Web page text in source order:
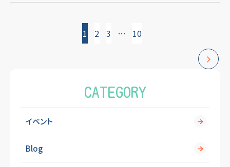
ペ
ー
ジ
1 2 3 … 10
CATEGORY
イベント
Blog